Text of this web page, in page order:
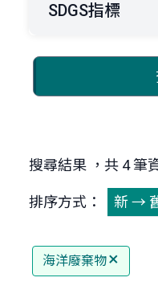
SDGS指標
搜尋結果 ，共 4 筆
排序方式： 新 →
海洋廢棄物